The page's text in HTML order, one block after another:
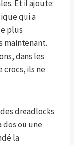
Et il ajoute:
qui a
plus
maintenant.
dans les
crocs, ils ne
dreadlocks
dos ou une
la